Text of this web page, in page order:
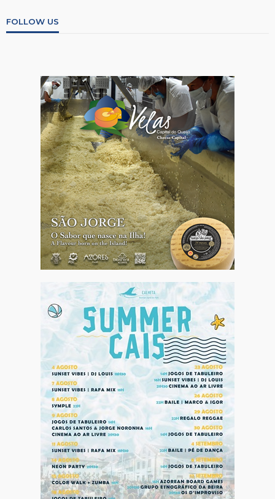
FOLLOW US